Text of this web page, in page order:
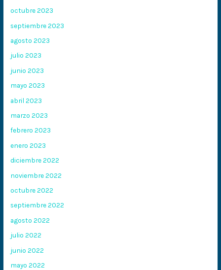
octubre 2023
septiembre 2023
agosto 2023
julio 2023
junio 2023
mayo 2023
abril 2023
marzo 2023
febrero 2023
enero 2023
diciembre 2022
noviembre 2022
octubre 2022
septiembre 2022
agosto 2022
julio 2022
junio 2022
mayo 2022